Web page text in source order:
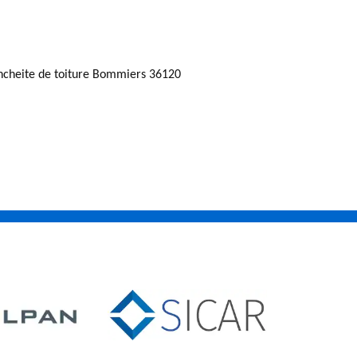
de toiture Bommiers 36120